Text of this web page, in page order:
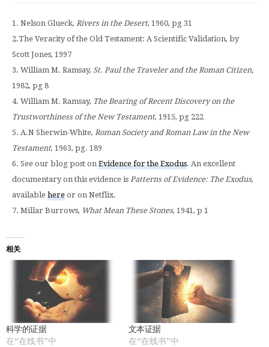
1. Nelson Glueck, Rivers in the Desert, 1960, pg 31
2.The Veracity of the Old Testament: A Scientific Validation, by
Scott Jones, 1997
3. William M. Ramsay, St. Paul the Traveler and the Roman Citizen,
1982, pg 8
4. William M. Ramsay, The Bearing of Recent Discovery on the
Trustworthiness of the New Testament, 1915, pg 222
5. A.N Sherwin-White, Roman Society and Roman Law in the New
Testament, 1963, pg. 189
6. See our blog post on Evidence for the Exodus. An excellent
documentary on this evidence is Patterns of Evidence: The Exodus,
available here or on Netflix.
7. Millar Burrows, What Mean These Stones, 1941, p 1
相关
科学的证据
在“在线书”中
文本证据
在“在线书”中